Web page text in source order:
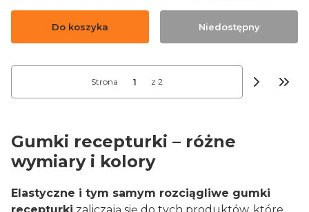
Do koszyka Niedostępny
Strona z 2
Gumki recepturki – różne
wymiary i kolory
Elastyczne i tym samym rozciągliwe gumki